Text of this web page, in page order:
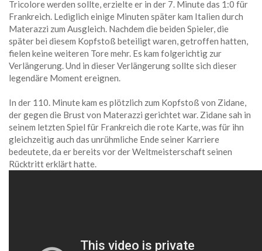
Tricolore werden sollte, erzielte er in der 7. Minute das 1:0 für
Frankreich. Lediglich einige Minuten später kam Italien durch
Materazzi zum Ausgleich. Nachdem die beiden Spieler, die
später bei diesem Kopfstoß beteiligt waren, getroffen hatten,
fielen keine weiteren Tore mehr. Es kam folgerichtig zur
Verlängerung. Und in dieser Verlängerung sollte sich dieser
legendäre Moment ereignen.
In der 110. Minute kam es plötzlich zum Kopfstoß von Zidane,
der gegen die Brust von Materazzi gerichtet war. Zidane sah in
seinem letzten Spiel für Frankreich die rote Karte, was für ihn
gleichzeitig auch das unrühmliche Ende seiner Karriere
bedeutete, da er bereits vor der Weltmeisterschaft seinen
Rücktritt erklärt hatte.